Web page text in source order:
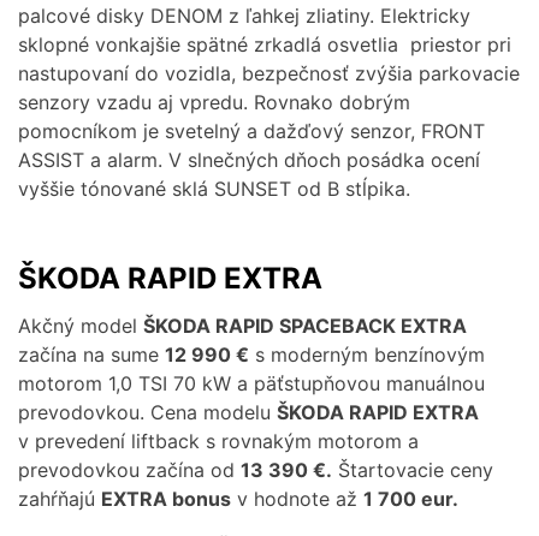
palcové disky DENOM z ľahkej zliatiny. Elektricky
sklopné vonkajšie spätné zrkadlá osvetlia priestor pri
nastupovaní do vozidla, bezpečnosť zvýšia parkovacie
senzory vzadu aj vpredu. Rovnako dobrým
pomocníkom je svetelný a dažďový senzor, FRONT
ASSIST a alarm. V slnečných dňoch posádka ocení
vyššie tónované sklá SUNSET od B stĺpika.
ŠKODA RAPID EXTRA
Akčný model ŠKODA RAPID SPACEBACK EXTRA
začína na sume 12 990 € s moderným benzínovým
motorom 1,0 TSI 70 kW a päťstupňovou manuálnou
prevodovkou. Cena modelu ŠKODA RAPID EXTRA
v prevedení liftback s rovnakým motorom a
prevodovkou začína od 13 390 €. Štartovacie ceny
zahŕňajú EXTRA bonus v hodnote až 1 700 eur.